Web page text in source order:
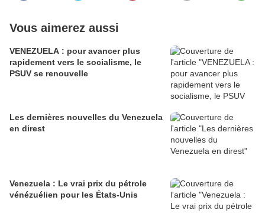
Vous aimerez aussi
VENEZUELA : pour avancer plus
rapidement vers le socialisme, le
PSUV se renouvelle
Les dernières nouvelles du Venezuela
en direst
Venezuela : Le vrai prix du pétrole
vénézuélien pour les États-Unis